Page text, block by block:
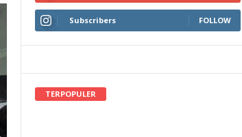
Subscribers FOLLOW